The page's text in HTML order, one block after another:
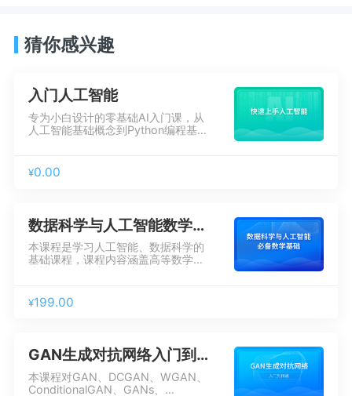
猜你感兴趣
入门人工智能
专为小白设计的零基础AI入门课，从
人工智能基础概念到Python编程基础
算法的逻辑推导,求解到使用编程实现
数学原理，并用于解决实际生活问
践，为之后的深度学习打下坚实的基
础。
¥0.00
数据科学与人工智能数学基础
本课程是学习人工智能、数据科学的
基础课程，课程内容涵盖高等数学、
线性代数、概率论、统计学等核心数
零基础学员也可学习，扫除AI职业道
路中的数学障碍，为后续的深入学习
¥199.00
GAN生成对抗网络入门到精通
本课程对GAN、DCGAN、WGAN、
ConditionalGAN、GANs、